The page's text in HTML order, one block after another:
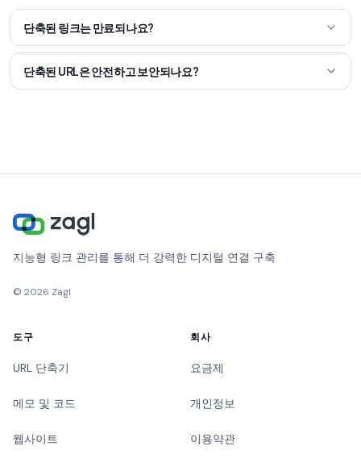
단축된 링크는 만료되나요?
단축된 URL은 안전하고 보안되나요?
지능형 링크 관리를 통해 더 강력한 디지털 연결 구축
© 2026 Zagl
도구
URL 단축기
메모 및 코드
웹사이트
회사
요금제
개인정보
이용약관